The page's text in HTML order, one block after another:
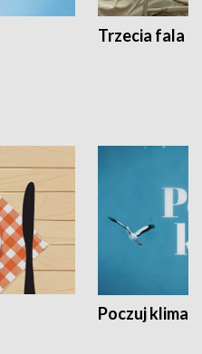
Trzecia fala -
Poczuj klimat